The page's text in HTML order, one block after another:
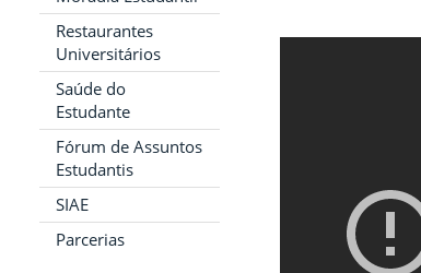
Restaurantes
Universitários
Saúde do
Estudante
Fórum de Assuntos
Estudantis
SIAE
Parcerias